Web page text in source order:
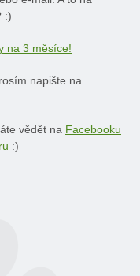
:)
na 3 měsíce!
napište na
vědět na Facebooku
:)